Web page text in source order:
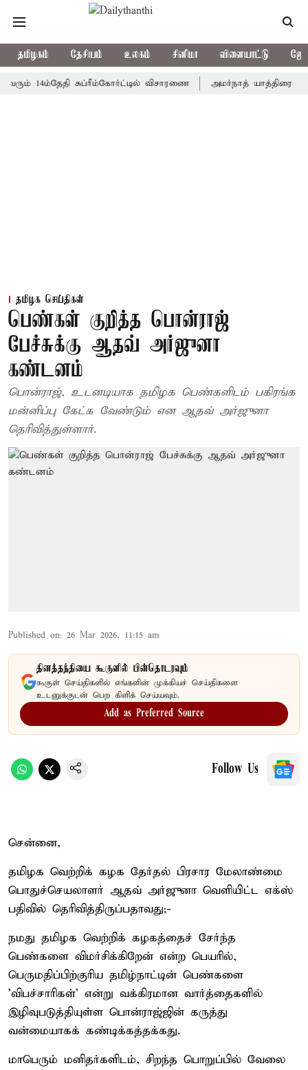
தமிழகம் தேசியம் உலகம் சினிமா விளையாட்டு
சுப்ரீம்கோர்ட்டில் விசாரணை அமர்நாத் யாத்திரை
தமிழக செய்திகள்
பெண்கள் குறித்த பொன்ராஜ்
பேச்சுக்கு ஆதவ் அர்ஜுனா
கண்டனம்
பொன்ராஜ், உடனடியாக தமிழக பெண்களிடம் பகிரங்க
மன்னிப்பு கேட்க வேண்டும் என ஆதவ் அர்ஜுனா
தெரிவித்துள்ளார்.
Published on: 26 Mar 2026, 11:15 am
தினத்தந்தியை கூகுளில் பின்தொடரவும்
கூகுள் செய்திகளில் எங்களின் முக்கியச் செய்திகளை
உடனுக்குடன் பெற கிளிக் செய்யவும்.
Add as Preferred Source
Follow Us
சென்னை,
தமிழக வெற்றிக் கழக தேர்தல் பிரசார மேலாண்மை
பொதுச்செயலாளர் ஆதவ் அர்ஜுனா வெளியிட்ட எக்ஸ்
பதிவில் தெரிவித்திருப்பதாவது;-
நமது தமிழக வெற்றிக் கழகத்தைச் சேர்ந்த
பெண்களை விமர்சிக்கிறேன் என்ற பெயரில்,
பெருமதிப்பிற்குரிய தமிழ்நாட்டின் பெண்களை
'விபச்சாரிகள்' என்று வக்கிரமான வார்த்தைகளில்
இழிவுபடுத்தியுள்ள பொன்ராஜ்ஜின் கருத்து
வன்மையாகக் கண்டிக்கத்தக்கது.
மாபெரும் மனிதர்களிடம், சிறந்த பொறுப்பில் வேலை